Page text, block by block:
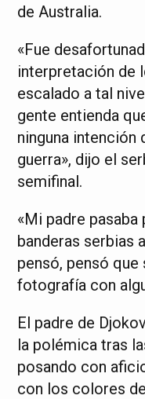
de Australia.
«Fue
interpretación de
escalado a tal
gente entienda
ninguna intención
guerra», dijo el
semifinal.
«Mi padre
banderas serbias
pensó, pensó
fotografía con
El padre de
la polémica tras
posando con
con los colores